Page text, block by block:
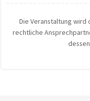
Die Veranstaltung wird
rechtliche